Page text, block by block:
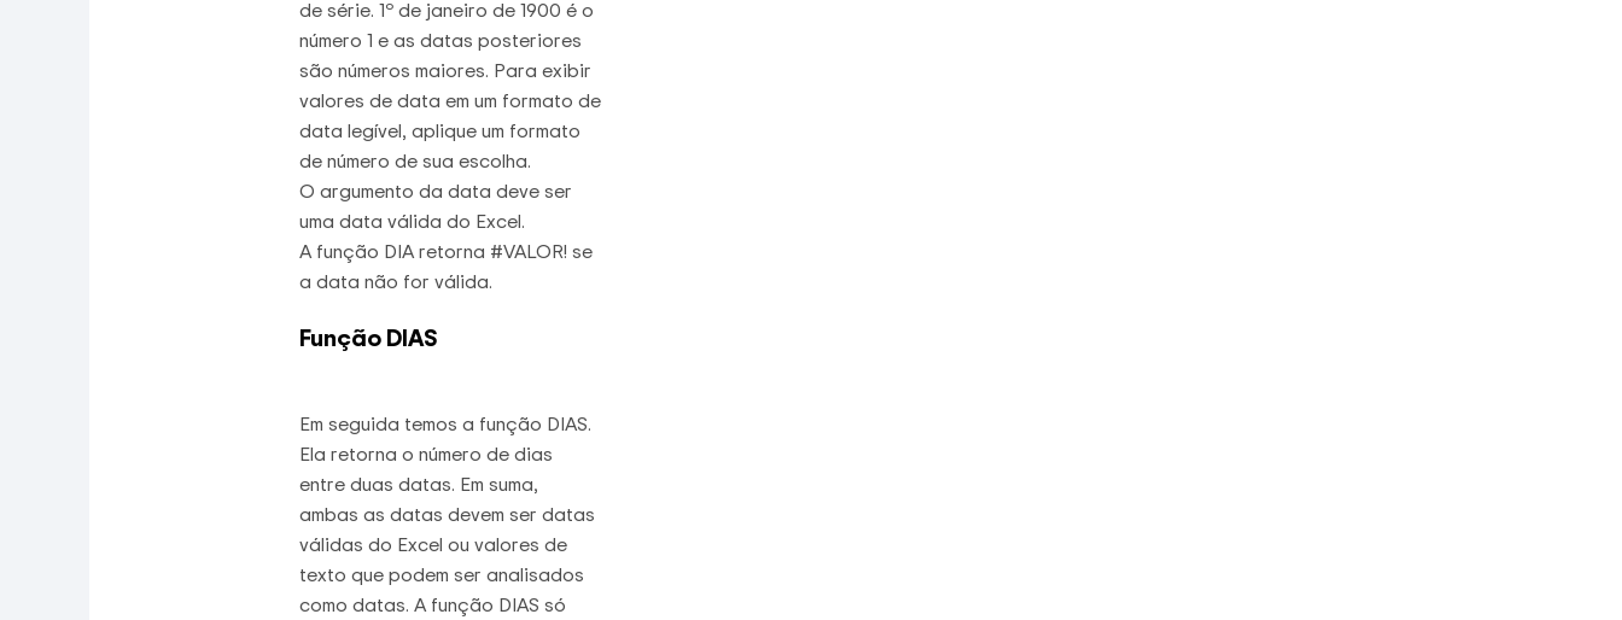
de série. 1º de janeiro de 1900 é o
número 1 e as datas posteriores
são números maiores. Para exibir
valores de data em um formato de
data legível, aplique um formato
de número de sua escolha.
O argumento da data deve ser
uma data válida do Excel.
A função DIA retorna #VALOR! se
a data não for válida.
Função DIAS
Em seguida temos a função DIAS.
Ela retorna o número de dias
entre duas datas. Em suma,
ambas as datas devem ser datas
válidas do Excel ou valores de
texto que podem ser analisados ​​
como datas. A função DIAS só